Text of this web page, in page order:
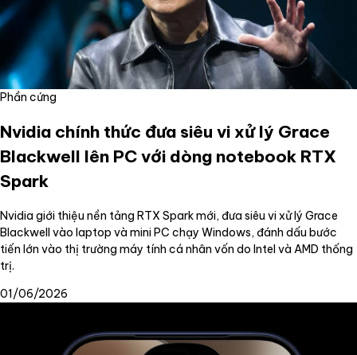
Phần cứng
Nvidia chính thức đưa siêu vi xử lý Grace
Blackwell lên PC với dòng notebook RTX
Spark
Nvidia giới thiệu nền tảng RTX Spark mới, đưa siêu vi xử lý Grace
Blackwell vào laptop và mini PC chạy Windows, đánh dấu bước
tiến lớn vào thị trường máy tính cá nhân vốn do Intel và AMD thống
trị.
01/06/2026